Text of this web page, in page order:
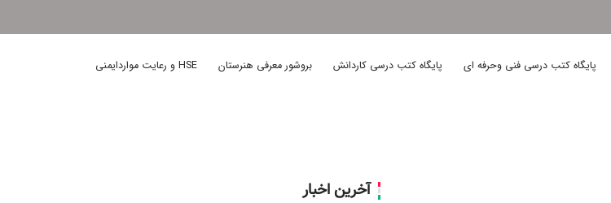
پایگاه کتب درسی فنی وحرفه ای پایگاه کتب درسی کاردانش بروشور معرفی هنرستان HSE و رعایت مواردایمنی
آخرین اخبار